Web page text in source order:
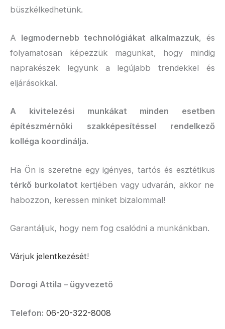
büszkélkedhetünk.
A legmodernebb technológiákat alkalmazzuk, és
folyamatosan képezzük magunkat, hogy mindig
naprakészek legyünk a legújabb trendekkel és
eljárásokkal.
A kivitelezési munkákat minden esetben
építészmérnöki szakképesítéssel rendelkező
kolléga koordinálja.
Ha Ön is szeretne egy igényes, tartós és esztétikus
térkő burkolatot kertjében vagy udvarán, akkor ne
habozzon, keressen minket bizalommal!
Garantáljuk, hogy nem fog csalódni a munkánkban.
Várjuk jelentkezését!
Dorogi Attila – ügyvezető
Telefon: 06-20-322-8008